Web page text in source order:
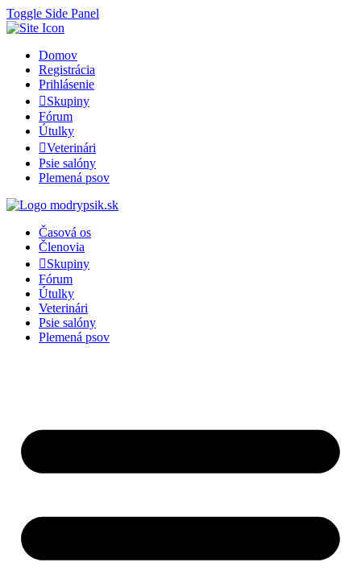
Toggle Side Panel
Domov
Registrácia
Prihlásenie
Skupiny
Fórum
Útulky
Veterinári
Psie salóny
Plemená psov
Časová os
Členovia
Skupiny
Fórum
Útulky
Veterinári
Psie salóny
Plemená psov